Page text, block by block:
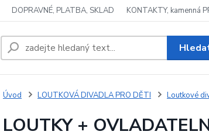
DOPRAVNÉ, PLATBA, SKLAD KONTAKTY, kamenná
Úvod LOUTKOVÁ DIVADLA PRO DĚTI Loutkové
LOUTKY +